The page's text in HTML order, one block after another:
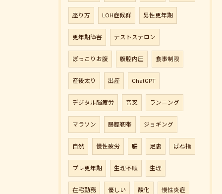
座り方 LOH症候群 男性更年期
更年期障害 テストステロン
ぽっこりお腹 腹腔内圧 食事制限
産後太り 出産 ChatGPT
デジタル脳疲労 音叉 ランニング
マラソン 腸脛靭帯 ジョギング
自然 慢性疲労 腰 足裏 ばね指
プレ更年期 生理不順 生理
在宅勤務 優しい 酸化 慢性炎症